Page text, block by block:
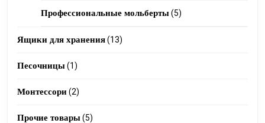
products
Профессиональные мольберты 55
Ящики для хранения 1313
Песочницы 11
product
Монтессори 22
products
Прочие товары 55